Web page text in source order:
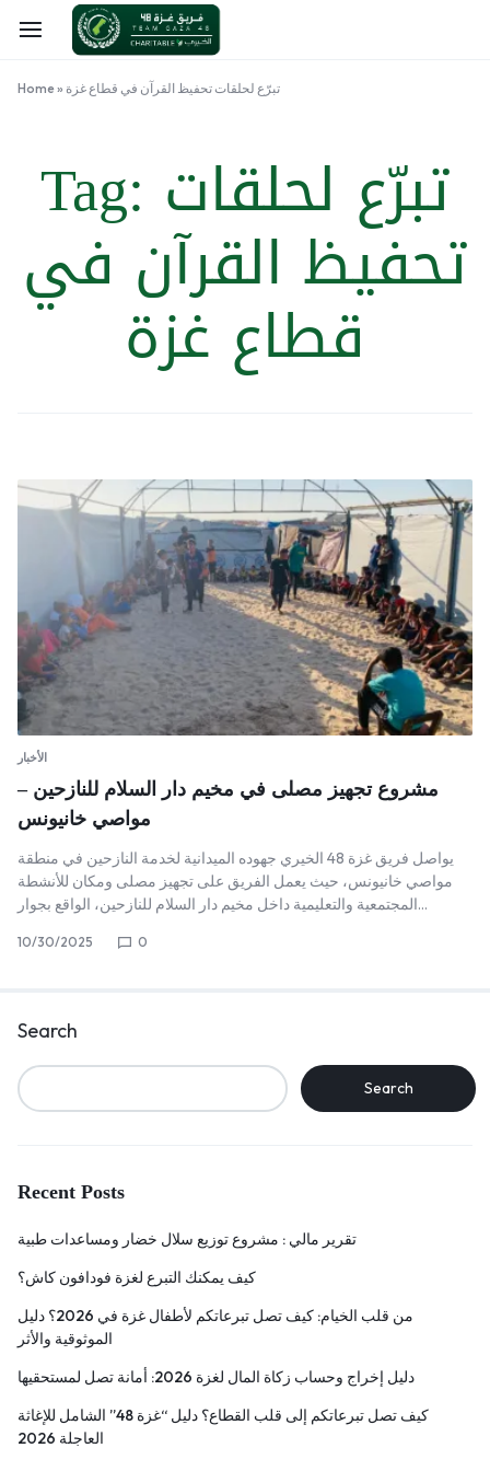
Home» تبرّع لحلقات تحفيظ القرآن في قطاع غزة
Tag: تبرّع لحلقات
تحفيظ القرآن في
قطاع غزة
الأخبار
مشروع تجهيز مصلى في مخيم دار السلام للنازحين –
مواصي خانيونس
يواصل فريق غزة 48 الخيري جهوده الميدانية لخدمة النازحين في منطقة
مواصي خانيونس، حيث يعمل الفريق على تجهيز مصلى ومكان للأنشطة
المجتمعية والتعليمية داخل مخيم دار السلام للنازحين، الواقع بجوار…
10/30/2025 0
Search
Search
Recent Posts
تقرير مالي : مشروع توزيع سلال خضار ومساعدات طبية
كيف يمكنك التبرع لغزة فودافون كاش؟
من قلب الخيام: كيف تصل تبرعاتكم لأطفال غزة في 2026؟ دليل
الموثوقية والأثر
دليل إخراج وحساب زكاة المال لغزة 2026: أمانة تصل لمستحقيها
كيف تصل تبرعاتكم إلى قلب القطاع؟ دليل “غزة 48” الشامل للإغاثة
العاجلة 2026